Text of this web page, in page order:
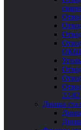
ОКШ
22-82
Днища